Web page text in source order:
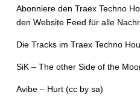
Abonniere den Traex Techno
den Website Feed für alle
Die Tracks im Traex Techno
SiK – The other Side of the
Avibe – Hurt (cc by sa)